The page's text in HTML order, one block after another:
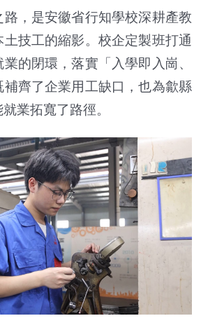
，是安徽省行知學校深耕產教
技工的縮影。校企定製班打通
的閉環，落實「入學即入崗、
齊了企業用工缺口，也為歙縣
業拓寬了路徑。